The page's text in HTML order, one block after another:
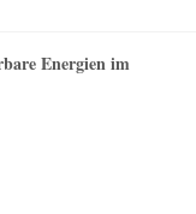
Energien im